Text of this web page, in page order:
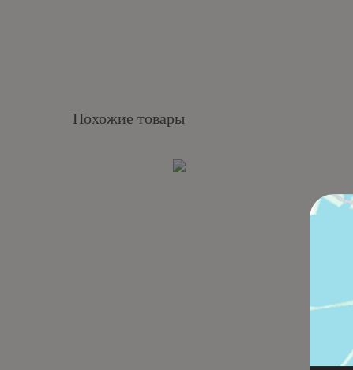
Похожие товары